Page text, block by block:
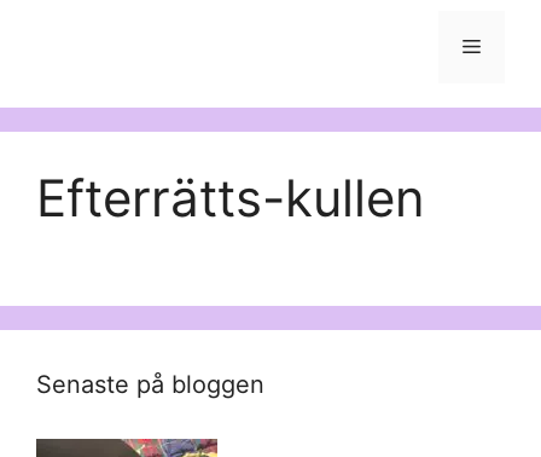
Meny
Efterrätts-kullen
Senaste på bloggen